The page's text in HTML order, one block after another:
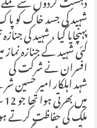
شہید کی جسد خاک کو
پہنچایا گیا ، شہید کی
گئی شہید کے جنازہ
افسران نے شرکت کی
ملک کی حفاظت